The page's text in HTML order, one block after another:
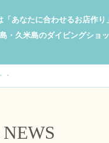
「あなたに合わせるお店作
・久米島のダイビングショ
・